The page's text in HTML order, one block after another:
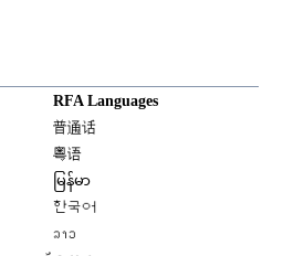
RFA Languages
普通话
粤语
မြန်မာ
한국어
ລາວ